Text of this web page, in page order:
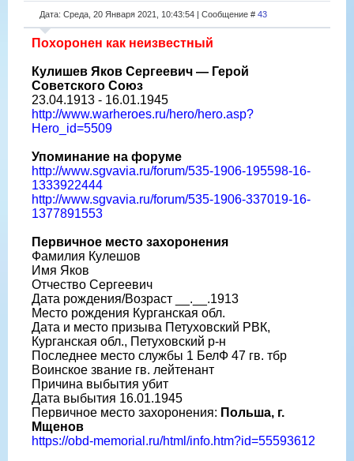
Дата: Среда, 20 Января 2021, 10:43:54 | Сообщение # 43
Похоронен как неизвестный
Кулишев Яков Сергеевич — Герой
Советского Союз
23.04.1913 - 16.01.1945
http://www.warheroes.ru/hero/hero.asp?
Hero_id=5509
Упоминание на форуме
http://www.sgvavia.ru/forum/535-1906-195598-16-
1333922444
http://www.sgvavia.ru/forum/535-1906-337019-16-
1377891553
Первичное место захоронения
Фамилия Кулешов
Имя Яков
Отчество Сергеевич
Дата рождения/Возраст __.__.1913
Место рождения Курганская обл.
Дата и место призыва Петуховский РВК,
Курганская обл., Петуховский р-н
Последнее место службы 1 БелФ 47 гв. тбр
Воинское звание гв. лейтенант
Причина выбытия убит
Дата выбытия 16.01.1945
Первичное место захоронения: Польша, г.
Мщенов
https://obd-memorial.ru/html/info.htm?id=55593612